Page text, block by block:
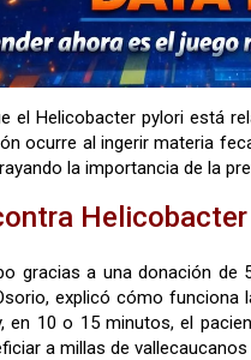
el Helicobacter pylori está
ocurre al ingerir materia
la importancia de la
gracias a una donación de
explicó cómo funciona
en 10 o 15 minutos, el
a millas de vallecaucanos